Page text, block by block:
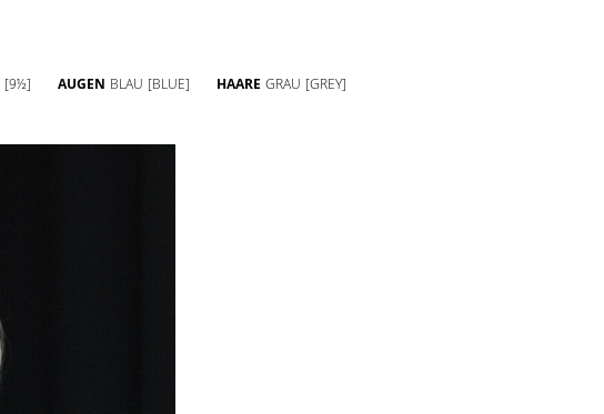
[9½] AUGEN BLAU [BLUE] HAARE GRAU [GREY]